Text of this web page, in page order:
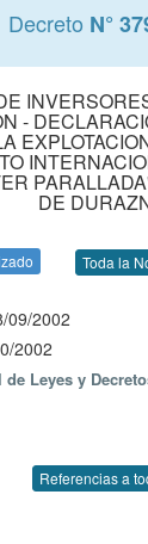
Decreto N°
-
DE
Toda la
09/2002
2002
Leyes y
Referencias a